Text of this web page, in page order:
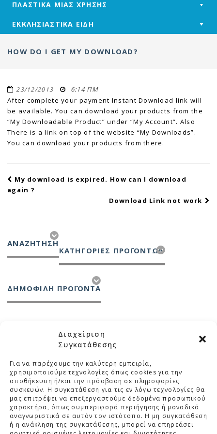
Διαχείριση
Συγκατάθεσης
Για να παρέχουμε την καλύτερη εμπειρία,
χρησιμοποιούμε τεχνολογίες όπως cookies για την
αποθήκευση ή/και την πρόσβαση σε πληροφορίες
συσκευών. Η συγκατάθεση για τις εν λόγω τεχνολογίες θα
μας επιτρέψει να επεξεργαστούμε δεδομένα προσωπικού
χαρακτήρα, όπως συμπεριφορά περιήγησης ή μοναδικά
αναγνωριστικά σε αυτόν τον ιστότοπο. Η μη συγκατάθεση
ή η ανάκληση της συγκατάθεσης, μπορεί να επηρεάσει
ΠΛΑΣΤΙΚΑ ΜΙΑΣ ΧΡΗΣΗΣ
ΕΚΚΛΗΣΙΑΣΤΙΚΑ ΕΙΔΗ
HOW DO I GET MY DOWNLOAD?
23/12/2013
6:14 ΠΜ
After complete your payment Instant Download link will
be available. You can download your products from the
“My Downloadable Product” under “My Account”. Also
There is a link on top of the website “My Downloads”.
You can download your products from there.
Post
navigation
My download is expired. How can I download
again ?
Download Link not work
ΑΝΑΖΉΤΗΣΗ
ΚΑΤΗΓΟΡΊΕΣ ΠΡΟΪΌΝΤΩΝ
ΔΗΜΟΦΙΛΗ ΠΡΟΪΟΝΤΑ
ΜΕΛΚΑ
ΚΑΤΗΓΟΡΙΕΣ
ΣΤΟΙΧΕΙΑ ΕΠΙΚΟΙΝΩΝΙΑΣ